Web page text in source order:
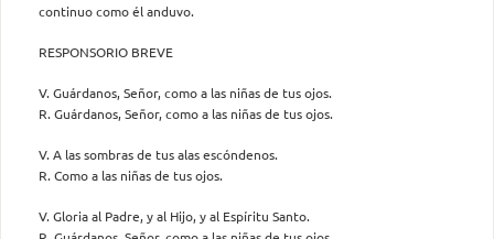
continuo como él anduvo.
RESPONSORIO BREVE
V. Guárdanos, Señor, como a las niñas de tus ojos.
R. Guárdanos, Señor, como a las niñas de tus ojos.
V. A las sombras de tus alas escóndenos.
R. Como a las niñas de tus ojos.
V. Gloria al Padre, y al Hijo, y al Espíritu Santo.